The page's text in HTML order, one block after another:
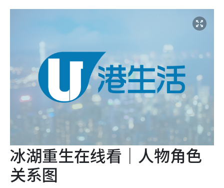
冰湖重生在线看｜人物角色
关系图